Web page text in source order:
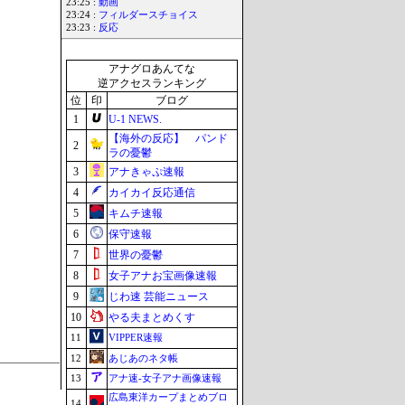
23:25 : 動画
23:24 : フィルダースチョイス
23:23 : 反応
アナグロあんてな
逆アクセスランキング
位
印
ブログ
1
U-1 NEWS.
2
【海外の反応】 パンド
ラの憂鬱
3
アナきゃぷ速報
4
カイカイ反応通信
5
キムチ速報
6
保守速報
7
世界の憂鬱
8
女子アナお宝画像速報
9
じわ速 芸能ニュース
10
やる夫まとめくす
11
VIPPER速報
12
あじあのネタ帳
13
アナ速‐女子アナ画像速報
広島東洋カープまとめブロ